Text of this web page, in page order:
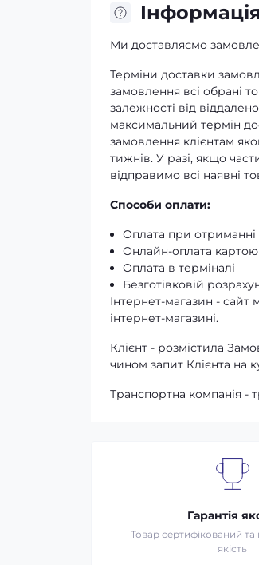
Ми доставляємо
Терміни доставки
замовлення всі обрані
залежності від
максимальний термін
замовлення клієнтам
тижнів. У разі, якщо
відправимо всі наявні
Способи оплати:
Оплата при отриманні
Онлайн-оплата картою
Оплата в терміналі
Безготівковій
Інтернет-магазин -
інтернет-магазині.
Клієнт - розмістила
чином запит Клієнта на
Транспортна компанія -
Гарантія
Товар сертифікований та
якість